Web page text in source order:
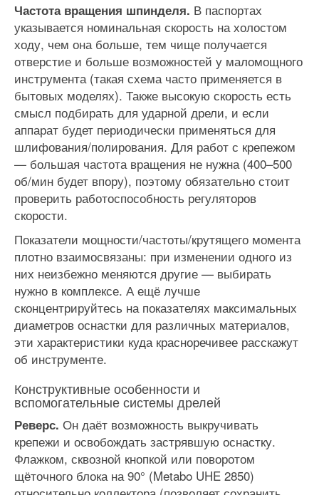
Частота вращения шпинделя. В паспортах
указывается номинальная скорость на холостом
ходу, чем она больше, тем чище получается
отверстие и больше возможностей у маломощного
инструмента (такая схема часто применяется в
бытовых моделях). Также высокую скорость есть
смысл подбирать для ударной дрели, и если
аппарат будет периодически применяться для
шлифования/полирования. Для работ с крепежом
— большая частота вращения не нужна (400–500
об/мин будет впору), поэтому обязательно стоит
проверить работоспособность регуляторов
скорости.
Показатели мощности/частоты/крутящего момента
плотно взаимосвязаны: при изменении одного из
них неизбежно меняются другие — выбирать
нужно в комплексе. А ещё лучше
сконцентрируйтесь на показателях максимальных
диаметров оснастки для различных материалов,
эти характеристики куда красноречивее расскажут
об инструменте.
Конструктивные особенности и
вспомогательные системы дрелей
Реверс. Он даёт возможность выкручивать
крепежи и освобождать застрявшую оснастку.
Флажком, сквозной кнопкой или поворотом
щёточного блока на 90° (Metabo UHE 2850)